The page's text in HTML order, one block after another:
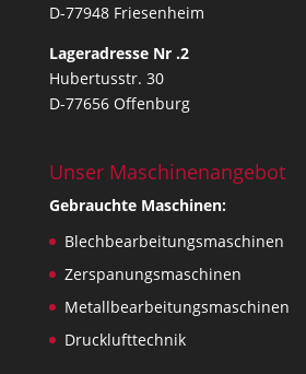
D-77948 Friesenheim
Lageradresse Nr .2
Hubertusstr. 30
D-77656 Offenburg
Unser Maschinenangebot
Gebrauchte Maschinen:
Blechbearbeitungsmaschinen
Zerspanungsmaschinen
Metallbearbeitungsmaschinen
Drucklufttechnik